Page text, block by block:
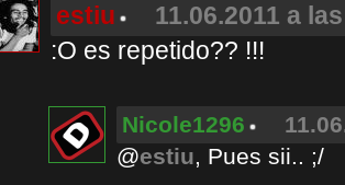
estiu
11.06.2011 a
:O es repetido?? !!!
Nicole1296
@estiu, Pues sii.. ;/